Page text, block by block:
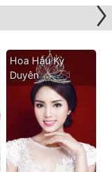
Hoa Hậu Kỳ
Duyên